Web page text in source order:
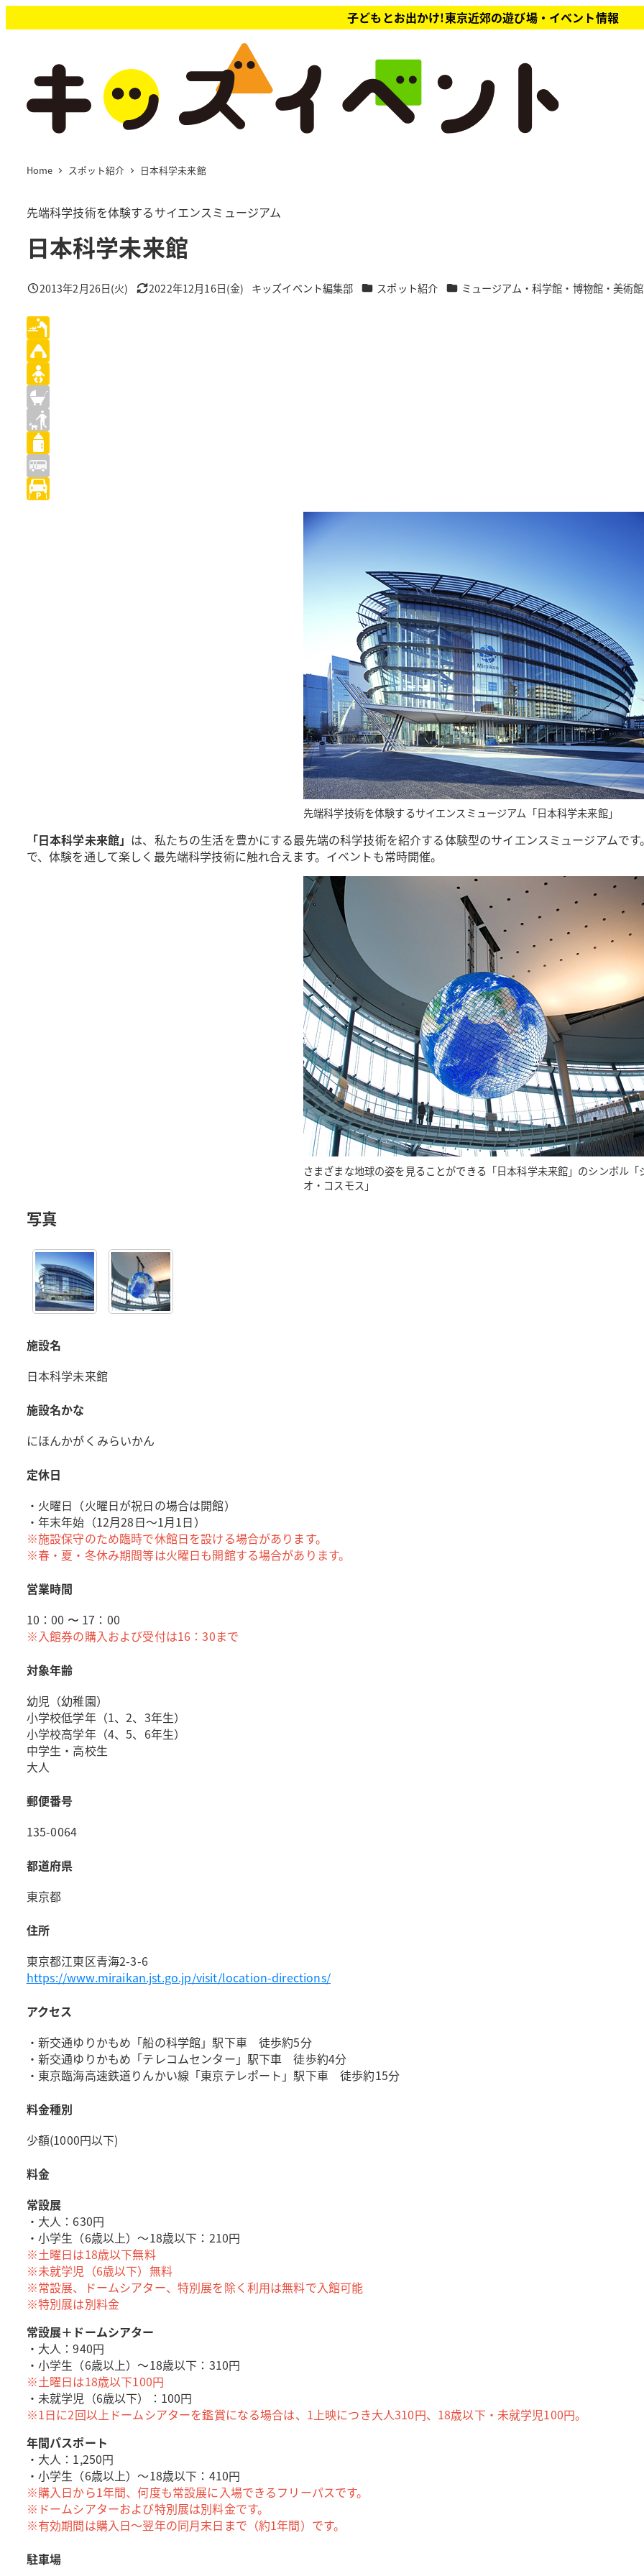
イ
子どもとお出かけ!東京近郊の遊び場・イベント情報
Home スポット紹介 日本科学未来館
先端科学技術を体験するサイエンスミュージアム
日本科学未来館
投稿日
2013年2月26日(火) 更新日
2022年12月16日(金)
著
キッズイベント編集部 カテゴリー
スポット紹介 カテゴリー
ミュージアム・科学館・博物館・美術館
先端科学技術を体験するサイエンスミュージアム「日本科学未来館」
「日本科学未来館」 は、私たちの生活を豊かにする最先端の科学技術を紹介する体験型のサイエンスミュージアムで
で、体験を通して楽しく最先端科学技術に触れ合えます。イベントも常時開催。
さまざまな地球の姿を見ることができる「日本科学未来館」のシンボル「
オ・コスモス」
写真
施設名
日本科学未来館
施設名かな
にほんかがくみらいかん
定休日
・火曜日（火曜日が祝日の場合は開館）
・年末年始（12月28日～1月1日）
※施設保守のため臨時で休館日を設ける場合があります。
※春・夏・冬休み期間等は火曜日も開館する場合があります。
営業時間
10：00 〜 17：00
※入館券の購入および受付は16：30まで
対象年齢
幼児（幼稚園）
小学校低学年（1、2、3年生）
小学校高学年（4、5、6年生）
中学生・高校生
大人
郵便番号
135-0064
都道府県
東京都
住所
東京都江東区青海2-3-6
https://www.miraikan.jst.go.jp/visit/location-directions/
アクセス
・新交通ゆりかもめ「船の科学館」駅下車 徒歩約5分
・新交通ゆりかもめ「テレコムセンター」駅下車 徒歩約4分
・東京臨海高速鉄道りんかい線「東京テレポート」駅下車 徒歩約15分
料金種別
少額(1000円以下)
料金
常設展
・大人：630円
・小学生（6歳以上）～18歳以下：210円
※土曜日は18歳以下無料
※未就学児（6歳以下）無料
※常設展、ドームシアター、特別展を除く利用は無料で入館可能
※特別展は別料金
常設展＋ドームシアター
・大人：940円
・小学生（6歳以上）～18歳以下：310円
※土曜日は18歳以下100円
・未就学児（6歳以下）：100円
※1日に2回以上ドームシアターを鑑賞になる場合は、1上映につき大人310円、18歳以下・未就学児100円。
年間パスポート
・大人：1,250円
・小学生（6歳以上）～18歳以下：410円
※購入日から1年間、何度も常設展に入場できるフリーパスです。
※ドームシアターおよび特別展は別料金です。
※有効期間は購入日～翌年の同月末日まで（約1年間）です。
駐車場